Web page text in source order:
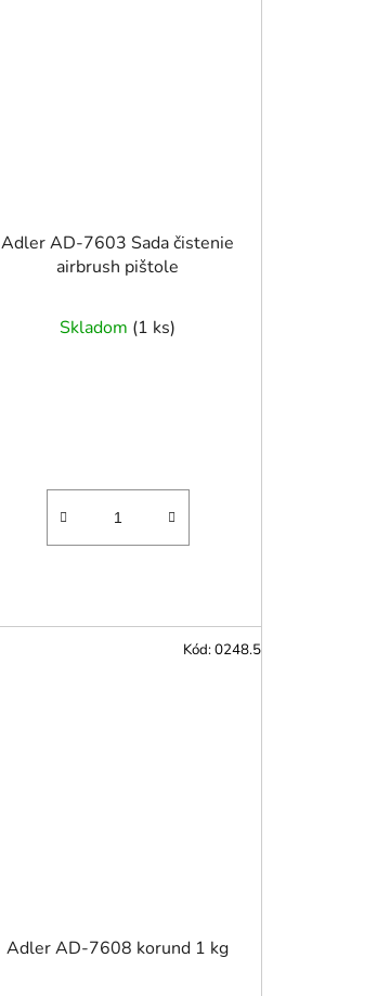
Adler AD-7603 Sada čistenie
airbrush pištole
Skladom (1 ks)
Adler AD-7608 korund 1 kg
Kód:0248.5